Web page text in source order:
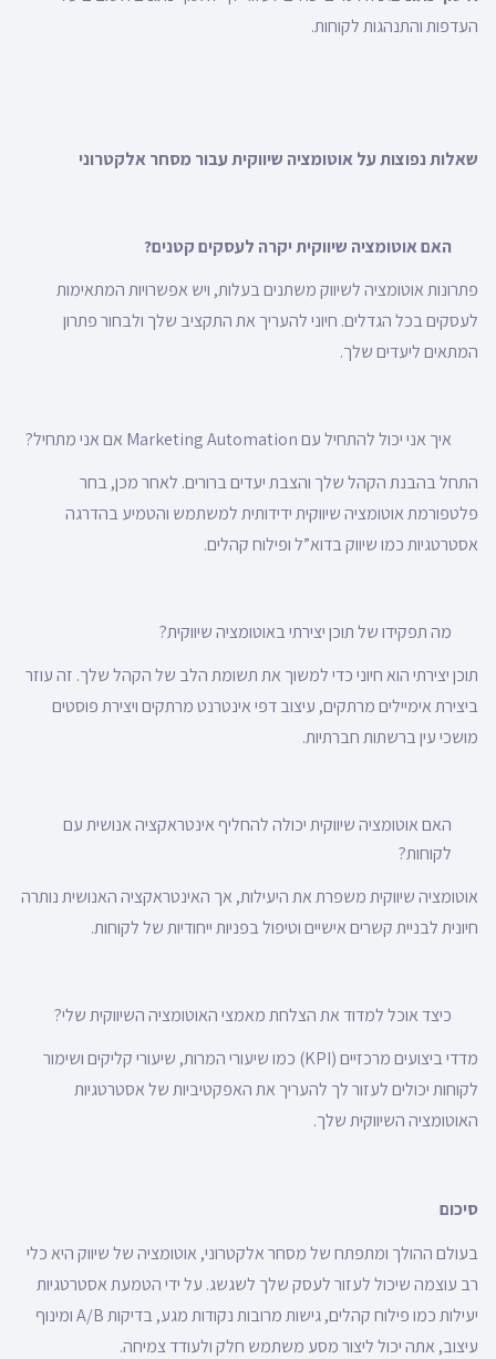
העדפות והתנהגות לקוחות.
שאלות נפוצות על אוטומציה שיווקית עבור מסחר אלקטרוני
האם אוטומציה שיווקית יקרה לעסקים קטנים?
פתרונות אוטומציה לשיווק משתנים בעלות, ויש אפשרויות המתאימות
לעסקים בכל הגדלים. חיוני להעריך את התקציב שלך ולבחור פתרון
המתאים ליעדים שלך.
איך אני יכול להתחיל עם Marketing Automation אם אני מתחיל?
התחל בהבנת הקהל שלך והצבת יעדים ברורים. לאחר מכן, בחר
פלטפורמת אוטומציה שיווקית ידידותית למשתמש והטמיע בהדרגה
אסטרטגיות כמו שיווק בדוא”ל ופילוח קהלים.
מה תפקידו של תוכן יצירתי באוטומציה שיווקית?
תוכן יצירתי הוא חיוני כדי למשוך את תשומת הלב של הקהל שלך. זה עוזר
ביצירת אימיילים מרתקים, עיצוב דפי אינטרנט מרתקים ויצירת פוסטים
מושכי עין ברשתות חברתיות.
האם אוטומציה שיווקית יכולה להחליף אינטראקציה אנושית עם
לקוחות?
אוטומציה שיווקית משפרת את היעילות, אך האינטראקציה האנושית נותרה
חיונית לבניית קשרים אישיים וטיפול בפניות ייחודיות של לקוחות.
כיצד אוכל למדוד את הצלחת מאמצי האוטומציה השיווקית שלי?
מדדי ביצועים מרכזיים (KPI) כמו שיעורי המרות, שיעורי קליקים ושימור
לקוחות יכולים לעזור לך להעריך את האפקטיביות של אסטרטגיות
האוטומציה השיווקית שלך.
סיכום
בעולם ההולך ומתפתח של מסחר אלקטרוני, אוטומציה של שיווק היא כלי
רב עוצמה שיכול לעזור לעסק שלך לשגשג. על ידי הטמעת אסטרטגיות
יעילות כמו פילוח קהלים, גישות מרובות נקודות מגע, בדיקות A/B ומינוף
עיצוב, אתה יכול ליצור מסע משתמש חלק ולעודד צמיחה.